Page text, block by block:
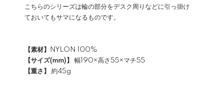
こちらのシリーズは輪の部分をデスク周りなどに引っ掛け
ておいてもサマになるものです。
【素材】
NYLON 100%
【サイズ(mm)】
幅190×高さ55×マチ55
【重さ】
約45g